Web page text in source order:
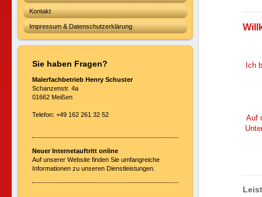
Kontakt
Impressum & Datenschutzerklärung
Sie haben Fragen?
Malerfachbetrieb Henry Schuster
Schanzenstr. 4a
01662 Meißen
Telefon: +49 162 261 32 52
Neuer Internetauftritt online
Auf unserer Website finden Sie umfangreiche
Informationen zu unseren Dienstleistungen.
Ich
Auf